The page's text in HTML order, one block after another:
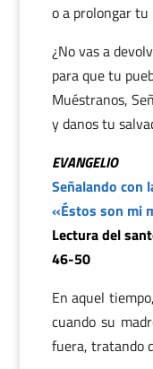
o a prolongar tu
¿No vas a
para que tu
Muéstranos,
y danos tu
EVANGELIO
Señalando con
«Éstos son mi
Lectura del
46-50
En aquel
cuando su
fuera, tratando